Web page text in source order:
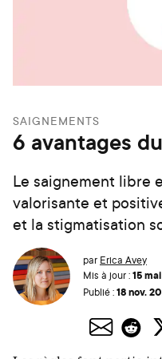
SAIGNEMENTS
6 avantages
Le saignement libre
valorisante et
et la stigmatisation
par Erica Avey
Mis à jour :15
Publié :18 nov.